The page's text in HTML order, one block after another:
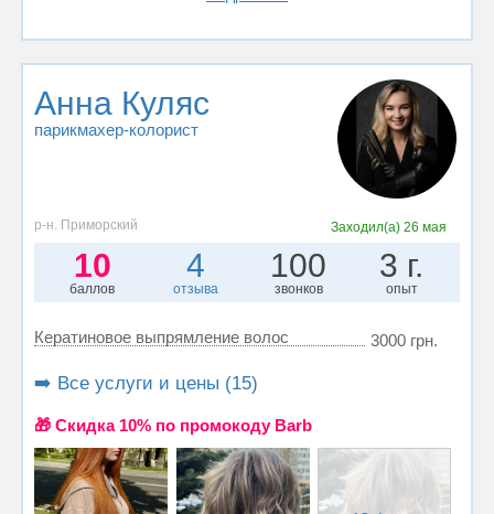
Анна Куляс
парикмахер-колорист
р-н. Приморский Заходил(а)26 мая
10
баллов
4
отзыва
100
звонков
3 г.
опыт
Кератиновое выпрямление волос 3000 грн.
➡️ Все услуги и цены (15)
🎁 Cкидка 10% по промокоду Barb